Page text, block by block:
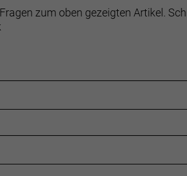
zum oben gezeigten Artikel.